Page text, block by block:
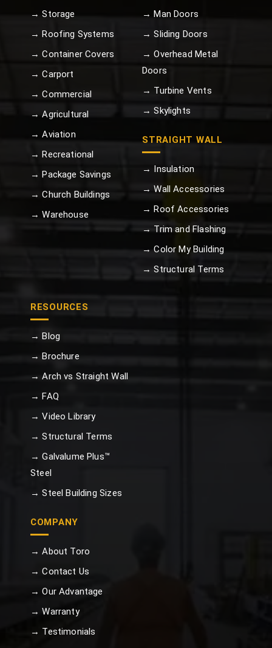
→ Storage
→ Roofing Systems
→ Container Covers
→ Carport
→ Commercial
→ Agricultural
→ Aviation
→ Recreational
→ Package Savings
→ Church Buildings
→ Warehouse
→ Man Doors
→ Sliding Doors
→ Overhead Metal
Doors
→ Turbine Vents
→ Skylights
STRAIGHT WALL
→ Insulation
→ Wall Accessories
→ Roof Accessories
→ Trim and Flashing
→ Color My Building
→ Structural Terms
RESOURCES
→ Blog
→ Brochure
→ Arch vs Straight Wall
→ FAQ
→ Video Library
→ Structural Terms
→ Galvalume Plus™
Steel
→ Steel Building Sizes
COMPANY
→ About Toro
→ Contact Us
→ Our Advantage
→ Warranty
→ Testimonials